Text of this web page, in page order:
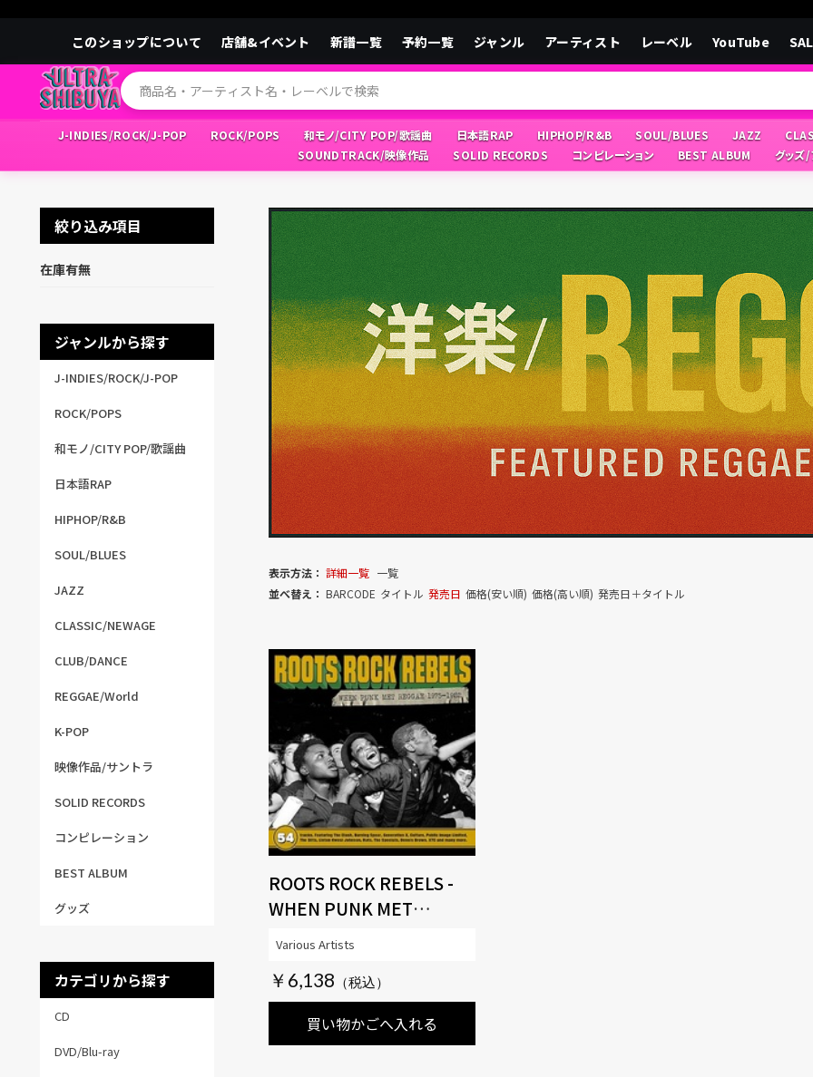
このショップについて 店舗&イベント 新譜一覧 予約一覧 ジャンル アーティスト レーベル YouTube
J-INDIES/ROCK/J-POP ROCK/POPS 和モノ/CITY POP/歌謡曲 日本語RAP HIPHOP/R&B SOUL/BLUES JAZZ
SOUNDTRACK/映像作品
SOLID RECORDS コンピレーション BEST ALBUM グッズ
絞り込み項目
在庫有無
ジャンルから探す
J-INDIES/ROCK/J-POP
ROCK/POPS
和モノ/CITY POP/歌謡曲
日本語RAP
HIPHOP/R&B
SOUL/BLUES
JAZZ
CLASSIC/NEWAGE
CLUB/DANCE
REGGAE/World
K-POP
映像作品/サントラ
SOLID RECORDS
コンピレーション
BEST ALBUM
グッズ
カテゴリから探す
CD
DVD/Blu-ray
表示方法： 詳細一覧 一覧
並べ替え： BARCODE タイトル 発売日 価格(安い順) 価格(高い順) 発売日＋タイトル
ROOTS ROCK REBELS -
WHEN PUNK MET
￥6,138
買い物かごへ入れる
Various Artists